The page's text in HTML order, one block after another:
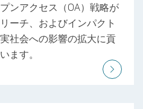
ンアクセス（OA）戦略が
ーチ、およびインパクト
社会への影響の拡大に貢
ます。